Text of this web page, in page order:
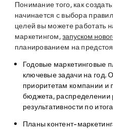
Понимание того, как
начинается с выбора
целей вы можете работать
маркетингом,запуском
планированием на
Годовые маркетинговые
ключевые задачи на год.
приоритетам компании и
бюджета, распределении
результативности по
Планы контент-